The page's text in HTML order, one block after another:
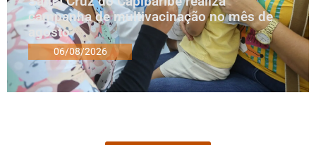
campanha de multivacinação no mês de
agosto
06/08/2026